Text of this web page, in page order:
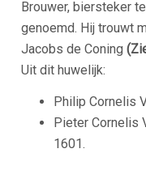
Brouwer, biersteker
genoemd. Hij trouwt
Jacobs de Coning
Uit dit huwelijk:
Philip Cornelis
Pieter Cornelis
1601.